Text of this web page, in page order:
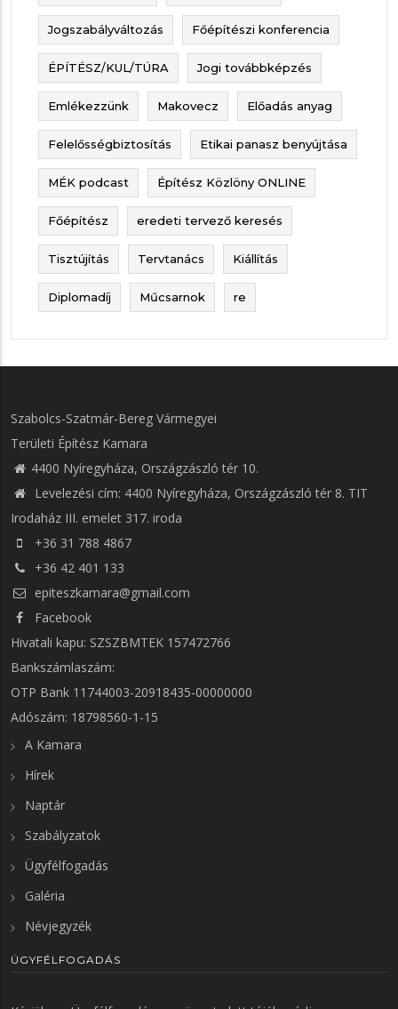
Jogszabályváltozás Főépítészi konferencia
ÉPÍTÉSZ/KUL/TÚRA Jogi továbbképzés
Emlékezzünk Makovecz Előadás anyag
Felelősségbiztosítás Etikai panasz benyújtása
MÉK podcast Építész Közlöny ONLINE
Főépítész eredeti tervező keresés
Tisztújítás Tervtanács Kiállítás
Diplomadíj Műcsarnok re
Szabolcs-Szatmár-Bereg Vármegyei
Területi Építész Kamara
4400 Nyíregyháza, Országzászló tér 10.
Levelezési cím: 4400 Nyíregyháza, Országzászló tér 8. TIT
Irodaház III. emelet 317. iroda
+36 31 788 4867
+36 42 401 133
epiteszkamara@gmail.com
Facebook
Hivatali kapu: SZSZBMTEK 157472766
Bankszámlaszám:
OTP Bank 11744003-20918435-00000000
Adószám: 18798560-1-15
A Kamara
Hírek
Naptár
Szabályzatok
Ügyfélfogadás
Galéria
Névjegyzék
ÜGYFÉLFOGADÁS